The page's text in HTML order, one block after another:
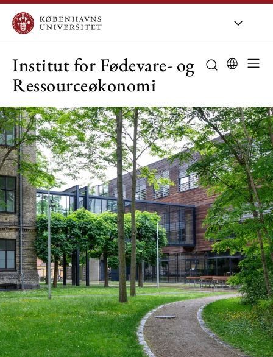
Institut for Fødevare- og
Ressourceøkonomi
Om KU